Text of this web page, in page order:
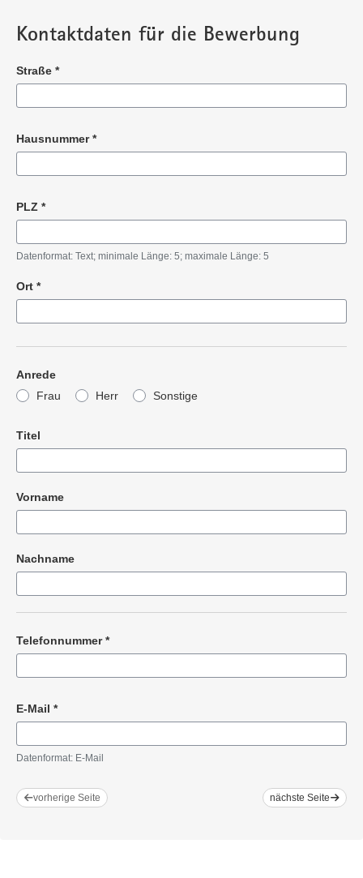
Kontaktdaten für die Bewerbung
Straße *
Hausnummer*
PLZ *
Pflichtangabe
Datenformat: Text; minimale Länge: 5; maximale Länge: 5
Ort *
Anrede
Frau
Herr Sonstige
Titel
Vorname
Nachname
Telefonnummer*
E-Mail *
Pflichtangabe
Datenformat: E-Mail
vorherige Seite nächste Seite